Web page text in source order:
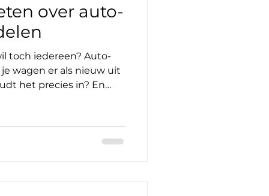
over auto-
toch iedereen? Auto-
wagen er als nieuw uit
het precies in? En
het kost, en hoe het
Klaar voor een